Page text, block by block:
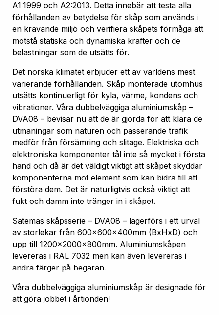
A1:1999 och A2:2013. Detta innebär att testa alla
förhållanden av betydelse för skåp som används i
en krävande miljö och verifiera skåpets förmåga att
motstå statiska och dynamiska krafter och de
belastningar som de utsätts för.
Det norska klimatet erbjuder ett av världens mest
varierande förhållanden. Skåp monterade utomhus
utsätts kontinuerligt för kyla, värme, kondens och
vibrationer. Våra dubbelväggiga aluminiumskåp –
DVA08 – bevisar nu att de är gjorda för att klara de
utmaningar som naturen och passerande trafik
medför från försämring och slitage. Elektriska och
elektroniska komponenter tål inte så mycket i första
hand och då är det väldigt viktigt att skåpet skyddar
komponenterna mot element som kan bidra till att
förstöra dem. Det är naturligtvis också viktigt att
fukt och damm inte tränger in i skåpet.
Satemas skåpsserie – DVA08 – lagerförs i ett urval
av storlekar från 600x600x400mm (BxHxD) och
upp till 1200x2000x800mm. Aluminiumskåpen
levereras i RAL 7032 men kan även levereras i
andra färger på begäran.
Våra dubbelväggiga aluminiumskåp är designade för
att göra jobbet i årtionden!